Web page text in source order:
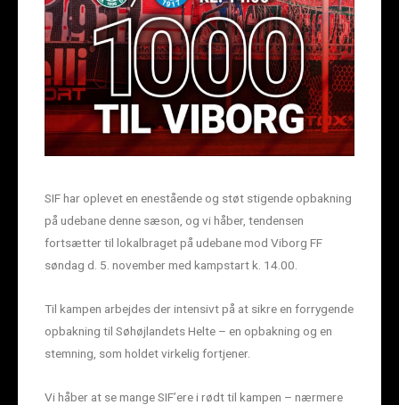
SIF har oplevet en enestående og støt stigende opbakning
på udebane denne sæson, og vi håber, tendensen
fortsætter til lokalbraget på udebane mod Viborg FF
søndag d. 5. november med kampstart k. 14.00.
Til kampen arbejdes der intensivt på at sikre en forrygende
opbakning til Søhøjlandets Helte – en opbakning og en
stemning, som holdet virkelig fortjener.
Vi håber at se mange SIF’ere i rødt til kampen – nærmere